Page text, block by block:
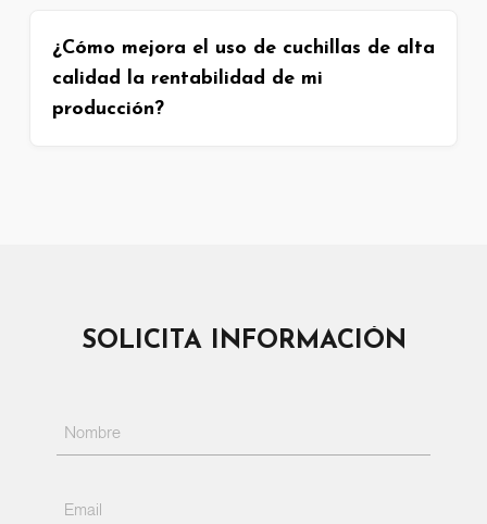
¿Cómo mejora el uso de cuchillas de alta
calidad la rentabilidad de mi
producción?
SOLICITA INFORMACIÓN